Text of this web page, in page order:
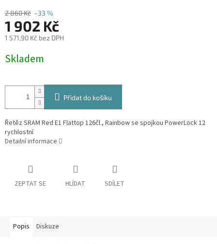
2 860 Kč –33 %
1 902 Kč
1 571,90 Kč bez DPH
cena:
Skladem
Přidat do košíku
Řetěz SRAM Red E1 Flattop 126čl., Rainbow se spojkou PowerLock 12
rychlostní
Detailní informace
ZEPTAT SE HLÍDAT SDÍLET
Popis Diskuze